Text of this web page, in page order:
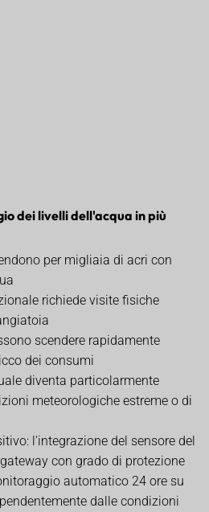
dei livelli dell'acqua in più
per migliaia di acri con
richiede visite fisiche
scendere rapidamente
dei consumi
diventa particolarmente
meteorologiche estreme o di
l'integrazione del sensore del
con grado di protezione
automatico 24 ore su
dalle condizioni